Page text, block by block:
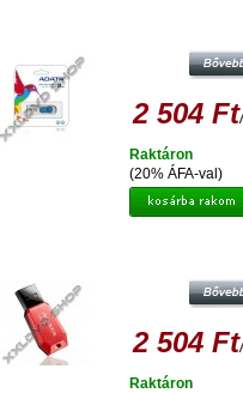
2 504 Ft
(20% ÁFA-val)
Raktáron
2 504 Ft
Raktáron